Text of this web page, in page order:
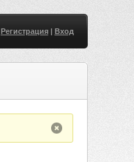
Регистрация| Вход